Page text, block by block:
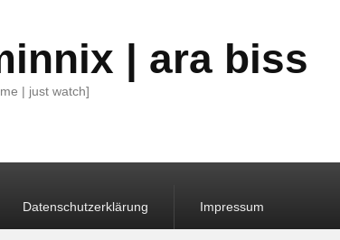
| ara biss
| just watch]
Datenschutzerklärung Impressum